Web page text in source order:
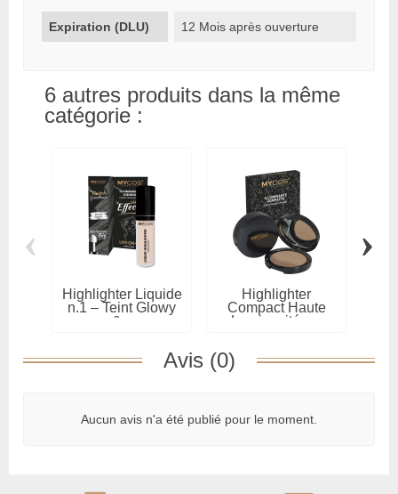
Expiration (DLU) 12 Mois après ouverture
6 autres produits dans la même
catégorie :
Highlighter Liquide
n.1 – Teint Glowy
&...
Highlighter
Compact Haute
Luminosité –...
‹ ›
Avis (0)
Aucun avis n'a été publié pour le moment.